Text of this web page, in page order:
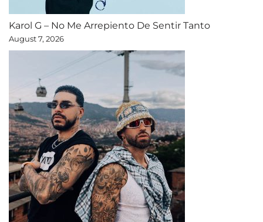
Karol G – No Me Arrepiento De Sentir Tanto
August 7, 2026